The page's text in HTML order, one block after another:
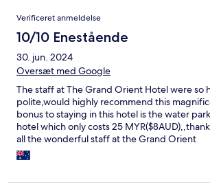
Anmeldelser
Verificeret anmeldelse
10/10 Enestående
30. jun. 2024
Oversæt med Google
The staff at The Grand Orient Hotel were so
polite,would highly recommend this
bonus to staying in this hotel is the water
hotel which only costs 25
all the wonderful staff at the Grand Orient